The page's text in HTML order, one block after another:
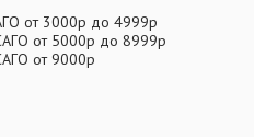
от 3000р до 4999р
от 5000р до 8999р
от 9000р